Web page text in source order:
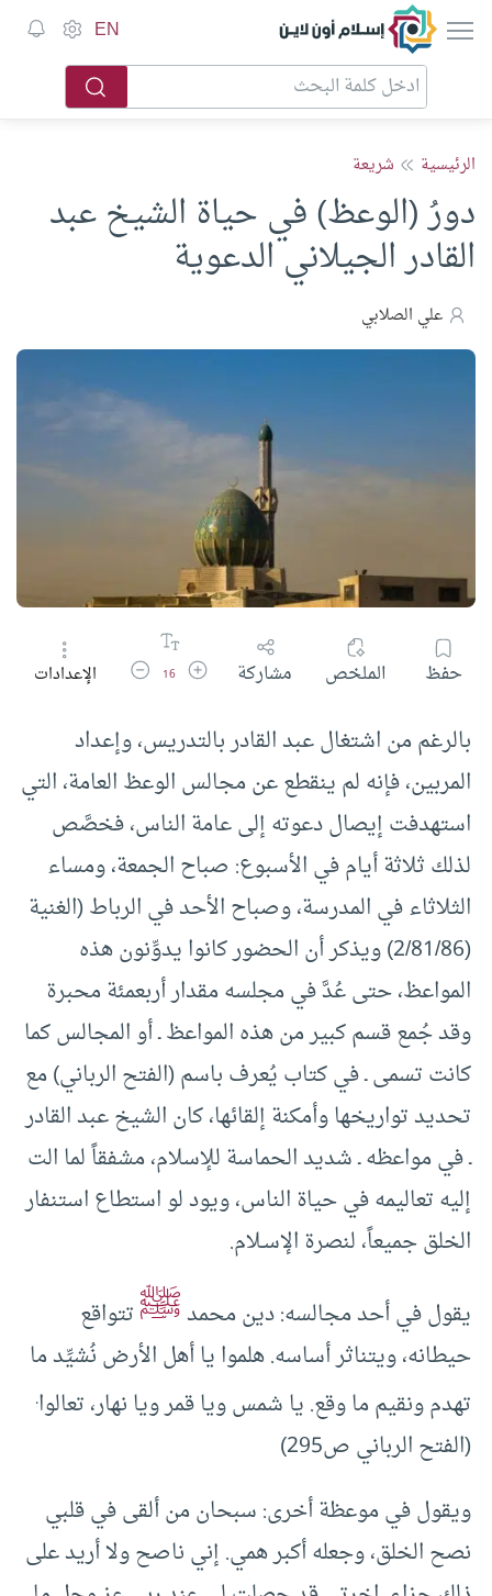
إسلام أون لاين EN
الرئيسية شريعة
دورُ (الوعظ) في حياة الشيخ عبد
القادر الجيلاني الدعوية
علي الصلابي
حفظ الملخص مشاركة زيادة حجم الخط
16 تقليل حجم الخط
الإعدادات
بالرغم من اشتغال عبد القادر بالتدريس، وإعداد
المربين، فإنه لم ينقطع عن مجالس الوعظ العامة، التي
استهدفت إيصال دعوته إلى عامة الناس، فخصَّص
لذلك ثلاثة أيام في الأسبوع: صباح الجمعة، ومساء
الثلاثاء في المدرسة، وصباح الأحد في الرباط (الغنية
(2/81/86) ويذكر أن الحضور كانوا يدوِّنون هذه
المواعظ، حتى عُدَّ في مجلسه مقدار أربعمئة محبرة
وقد جُمع قسم كبير من هذه المواعظ ـ أو المجالس كما
كانت تسمى ـ في كتاب يُعرف باسم (الفتح الرباني) مع
تحديد تواريخها وأمكنة إلقائها، كان الشيخ عبد القادر
ـ في مواعظه ـ شديد الحماسة للإسلام، مشفقاً لما الت
إليه تعاليمه في حياة الناس، ويود لو استطاع استنفار
الخلق جميعاً، لنصرة الإسـلام.
يقول في أحد مجالسه: دين محمدﷺتتواقع
حيطانه، ويتناثر أساسه. هلموا يا أهل الأرض نُشيِّد ما
تهدم ونقيم ما وقع. يا شمس ويا قمر ويا نهار، تعالوا.
(الفتح الرباني ص295)
ويقول في موعظة أخرى: سبحان من ألقى في قلبي
نصح الخلق، وجعله أكبر همي. إني ناصح ولا أريد على